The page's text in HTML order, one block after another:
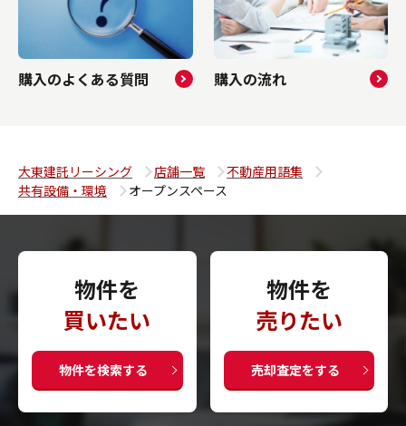
購入のよくある質問 購入の流れ
大東建託リーシング 店舗一覧
不動産用語集
共有設備・環境
オープンスペース
物件を
買いたい
物件を検索する
物件を
売りたい
売却査定をする